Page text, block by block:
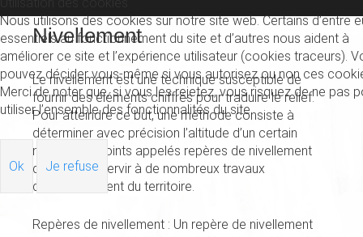
Nivellement
Le nivellement est une technique susceptible de
fournir des éléments chiffrés pour traduire le relief.
Pour atteindre ce but, une méthode consiste à
déterminer avec précision l’altitude d’un certain
nombre de points appelés repères de nivellement
qui peuvent servir à de nombreux travaux
d’aménagement du territoire.
Repères de nivellement : Un repère de nivellement
Nous utilisons des cookies sur notre site web. Certains d’entre
essentiels au fonctionnement du site et d’autres nous aident à
améliorer ce site et l’expérience utilisateur (cookies traceurs).
pouvez décider vous-même si vous autorisez ou non ces
Merci de noter que, si vous les rejetez, vous risquez de ne pas
utiliser l’ensemble des fonctionnalités du site.
Ok Je refuse